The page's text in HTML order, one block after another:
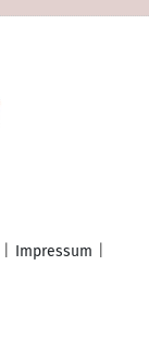
Impressum